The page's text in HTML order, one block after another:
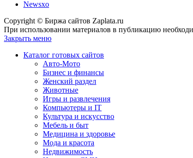
Newsxo
Copyright © Биржа сайтов Zaplata.ru
При использовании материалов в публикацию
Закрыть меню
Каталог готовых сайтов
Авто-Мото
Бизнес и финансы
Женский раздел
Животные
Игры и развлечения
Компьютеры и IT
Культура и искусство
Мебель и быт
Медицина и здоровье
Мода и красота
Недвижимость